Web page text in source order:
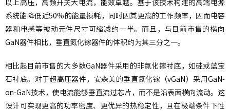
以上高压，高频开关大电流，能效卓越。基于该技术构建的高端电源
系统能降低近50%的能量损耗，同时因其更高的工作频率，因而电容
器和电感等被动元件尺寸可缩减约一半。而且，与目前市售的横向
GaN器件相比，垂直氮化镓器件的体积约为其三分之一。
相比起目前市售的大多数GaN器件采用的非氮化镓衬底，如硅或蓝宝
石衬底。对于超高压器件，安森美的垂直氮化镓（vGaN）采用GaN-
on-GaN技术，使电流能够垂直流过芯片，而不是沿表面横向流动。这
设计可实现更高的功率密度、更优异的热稳定性，且在极端条件下性